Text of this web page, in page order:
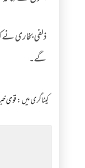
ذلفی بخاری نے
گے۔
کیٹاگری میں :قومی